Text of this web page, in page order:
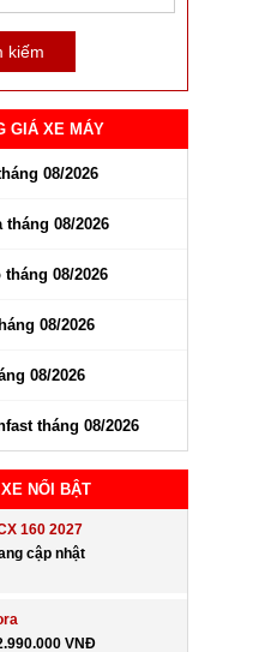
GIÁ XE MÁY
08/2026
tháng 08/2026
08/2026
08/2026
08/2026
tháng 08/2026
NỔI BẬT
160 2027
cập nhật
VNĐ